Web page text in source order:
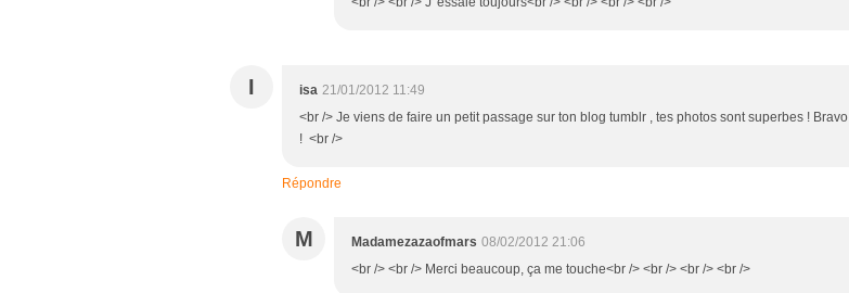
I isa 21/01/2012 11:49
<br /> Je viens de faire un petit passage sur ton blog tumblr , tes photos sont superbes ! Bravo
! <br />
Répondre
M Madamezazaofmars 08/02/2012 21:06
<br /> <br /> Merci beaucoup, ça me touche<br /> <br /> <br /> <br />